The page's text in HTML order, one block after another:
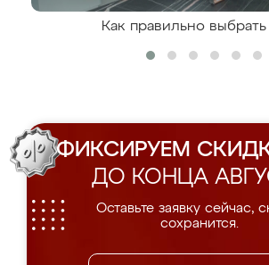
Как правильно
ФИКСИРУЕМ
ДО КОНЦА
Оставьте заявку сейчас,
сохранится.